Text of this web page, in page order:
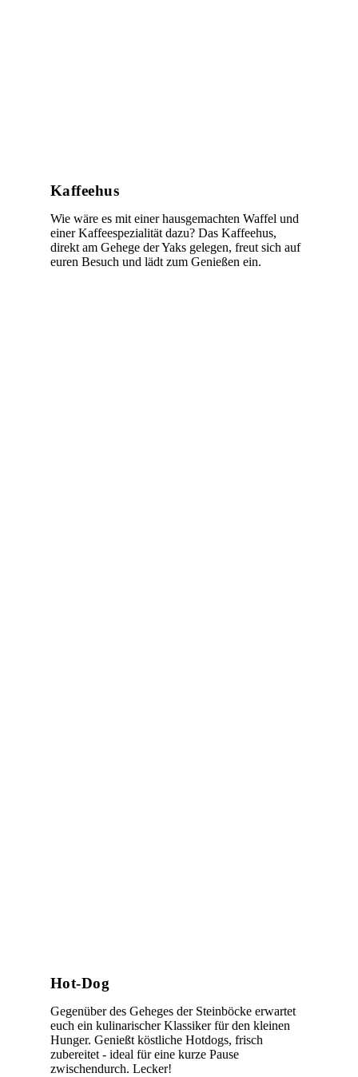
Kaffeehus
Wie wäre es mit einer hausgemachten Waffel und
einer Kaffeespezialität dazu? Das Kaffeehus,
direkt am Gehege der Yaks gelegen, freut sich auf
euren Besuch und lädt zum Genießen ein.
Hot-Dog
Gegenüber des Geheges der Steinböcke erwartet
euch ein kulinarischer Klassiker für den kleinen
Hunger. Genießt köstliche Hotdogs, frisch
zubereitet - ideal für eine kurze Pause
zwischendurch. Lecker!